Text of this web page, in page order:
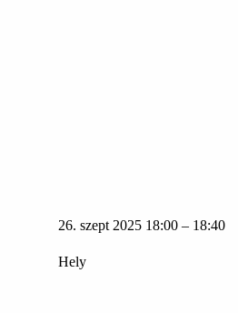
26. szept 2025 18:00 – 18:40
Hely